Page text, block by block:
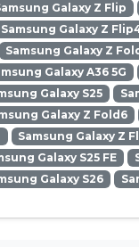
Galaxy Z Flip
Samsung Galaxy Z
Samsung Galaxy Z
Galaxy A36 5G
Galaxy S25
Galaxy Z Fold6
Samsung Galaxy Z
Galaxy S25 FE
Galaxy S26